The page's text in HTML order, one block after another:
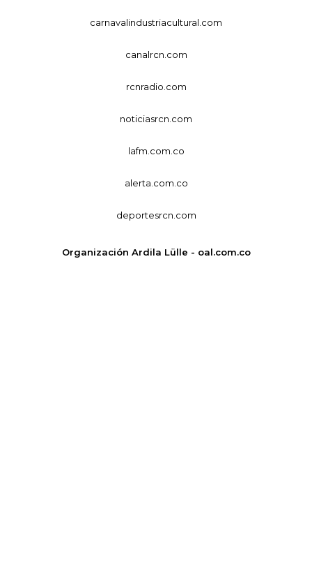
carnavalindustriacultural.com
canalrcn.com
rcnradio.com
noticiasrcn.com
lafm.com.co
alerta.com.co
deportesrcn.com
Organización Ardila Lülle - oal.com.co